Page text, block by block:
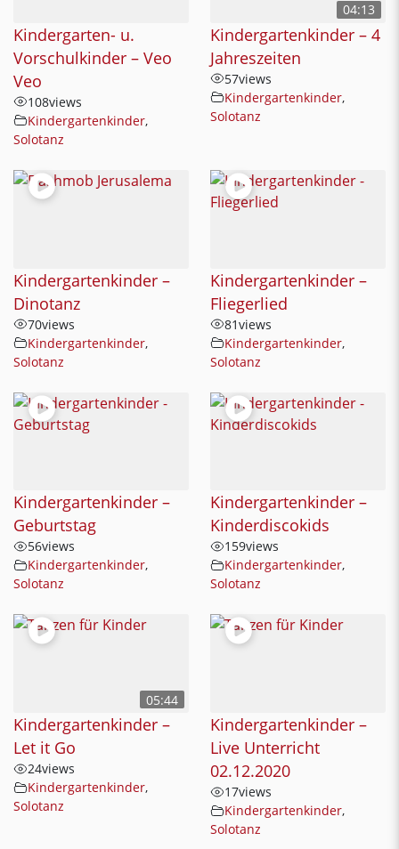
Kindergarten- u.
Vorschulkinder – Veo
Veo
108views
Kindergartenkinder,
Solotanz
04:13
Kindergartenkinder – 4
Jahreszeiten
57views
Kindergartenkinder,
Solotanz
Kindergartenkinder –
Dinotanz
70views
Kindergartenkinder,
Solotanz
Kindergartenkinder –
Fliegerlied
81views
Kindergartenkinder,
Solotanz
Kindergartenkinder –
Geburtstag
56views
Kindergartenkinder,
Solotanz
Kindergartenkinder –
Kinderdiscokids
159views
Kindergartenkinder,
Solotanz
05:44
Kindergartenkinder –
Let it Go
24views
Kindergartenkinder,
Solotanz
Kindergartenkinder –
Live Unterricht
02.12.2020
17views
Kindergartenkinder,
Solotanz